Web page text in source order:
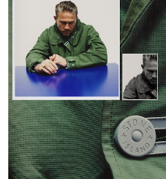
#SHOPPING ADDICT #
#ESSENTIAL DESIGNS #
#NEW VINTAGE #マイナ
#路地裏てぃーん。
#GH 銘品の所以 #フイナ
#Commune H #FOCUS
#ととけん #FASHION
#LIFESTYLE #SNEAKER